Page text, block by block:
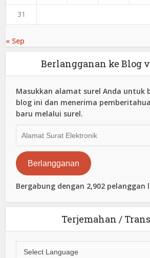
31
« Sep
Berlangganan ke Blog
Masukkan alamat surel Anda untuk
blog ini dan menerima
baru melalui surel.
Surat
Elektronik
Berlangganan
Bergabung dengan 2,902 pelanggan
Terjemahan /